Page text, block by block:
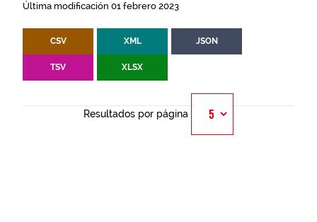
Última modificación 01 febrero 2023
CSV XML JSON
TSV XLSX
Resultados por página